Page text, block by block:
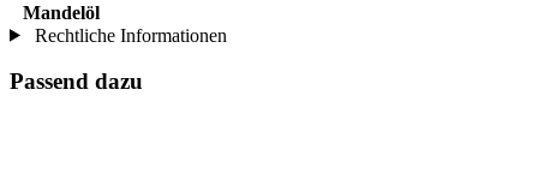
Mandelöl
Rechtliche Informationen
Passend dazu